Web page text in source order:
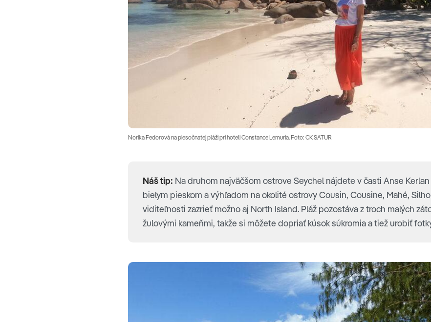
Norika Fedorová na piesočnatej pláži pri hoteli Constance Lemuria. Foto: CK SATUR
Náš tip: Na druhom najväčšom ostrove Seychel nájdete v časti Anse
bielym pieskom a výhľadom na okolité ostrovy Cousin, Cousine, Mahé,
viditeľnosti zazrieť možno aj North Island. Pláž pozostáva z troch malých
žulovými kameňmi, takže si môžete dopriať kúsok súkromia a tiež urobiť